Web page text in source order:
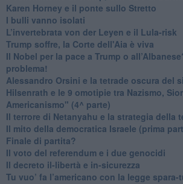
​Karen Horney e il ponte sullo Stretto
​I bulli vanno isolati
L’invertebrata von der Leyen e il Lula-risk
Trump soffre, la Corte dell'Aia è viva
​Il Nobel per la pace a Trump o
problema!
​Alessandro Orsini e la tetrade oscura del
​Hilsenrath e le 9 omotipie tra Nazismo,
Americanismo" (4^ parte)
​Il terrore di Netanyahu e la strategia della
Il mito della democratica Israele (prima
​Finale di partita?
​Il voto del referendum e i due genocidi
Il decreto il-libertà e in-sicurezza
Tu vuo’ fa l’americano con la legge spara-